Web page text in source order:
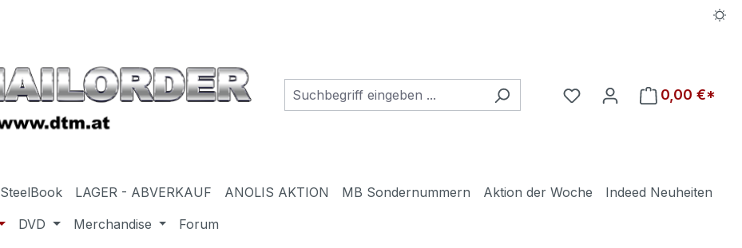
Du hast 0 Produkte auf
0,00 €*
SteelBook LAGER - ABVERKAUF ANOLIS AKTION MB Sondernummern Aktion der Woche
Indeed Neuheiten
DVD Merchandise Forum